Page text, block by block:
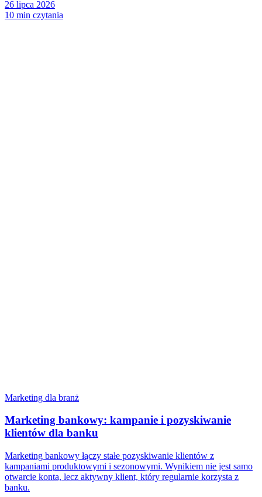
26 lipca 2026
10 min czytania
Marketing dla branż
Marketing bankowy: kampanie i pozyskiwanie
klientów dla banku
Marketing bankowy łączy stałe pozyskiwanie klientów z
kampaniami produktowymi i sezonowymi. Wynikiem nie jest samo
otwarcie konta, lecz aktywny klient, który regularnie korzysta z
banku.